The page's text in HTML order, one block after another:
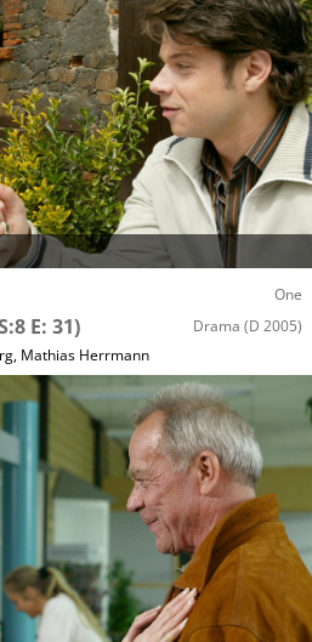
One
E: 31) Drama (D 2005)
, Mathias Herrmann